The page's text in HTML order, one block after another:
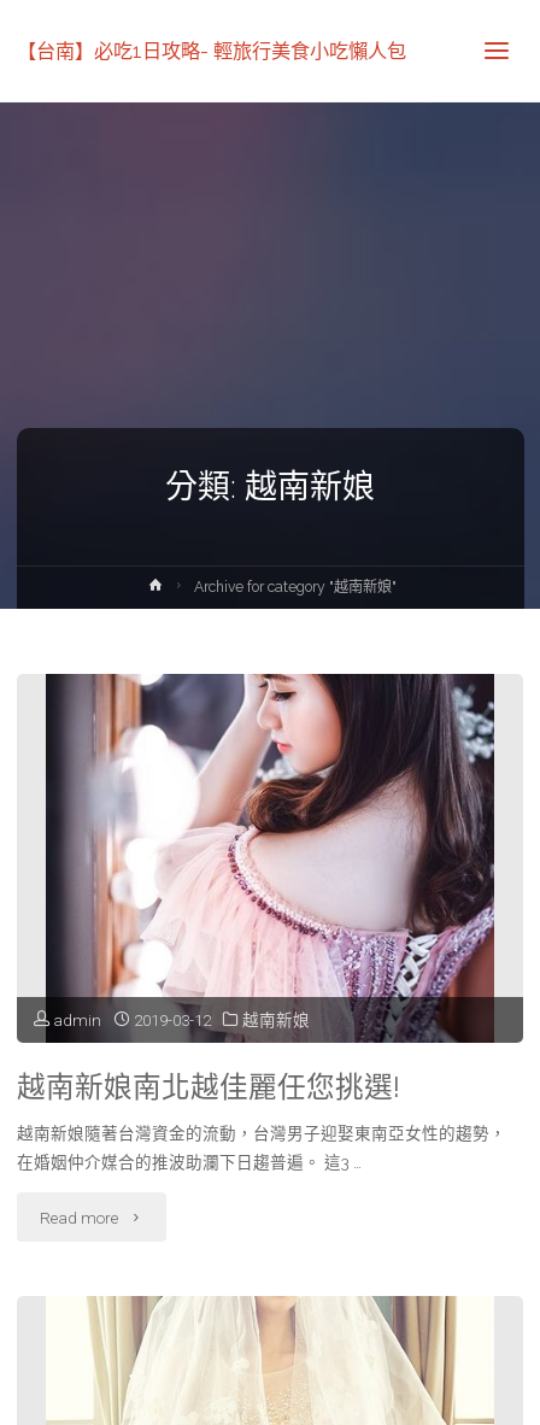
【台南】必吃1日攻略- 輕旅行美食小吃懶人包
分類: 越南新娘
HomeArchive for category "越南新娘"
admin 2019-03-12 越南新娘
越南新娘南北越佳麗任您挑選!
越南新娘隨著台灣資金的流動，台灣男子迎娶東南亞女性的趨勢，
在婚姻仲介媒合的推波助瀾下日趨普遍。 這3 …
Read more "越
娘
南